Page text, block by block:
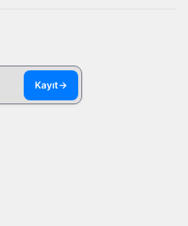
Kayıt→